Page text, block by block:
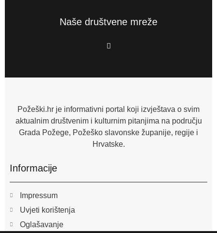
Naše društvene mreže
F
a
o
f
Požeški.hr je informativni portal koji izvještava o svim
aktualnim društvenim i kulturnim pitanjima na području
Grada Požege, Požeško slavonske županije, regije i
Hrvatske.
Informacije
Impressum
Uvjeti korištenja
Oglašavanje